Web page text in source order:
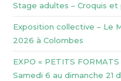
Stage adultes – Croquis
Exposition collective – Le
2026 à Colombes
EXPO « PETITS
Samedi 6 au dimanche 21